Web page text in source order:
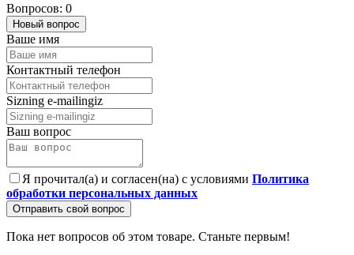
Вопросов: 0
Новый вопрос
Ваше имя
Контактный телефон
Sizning e-mailingiz
Ваш вопрос
Я прочитал(а) и согласен(на) с условиями Политика
обработки персональных данных
Отправить свой вопрос
Пока нет вопросов об этом товаре. Станьте первым!